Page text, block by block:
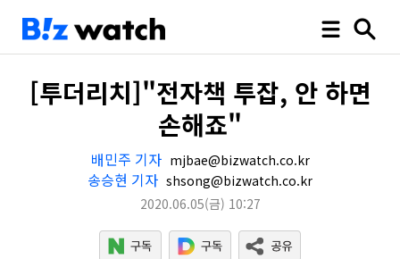
[투더리치]"전자책 투잡, 안 하면
손해죠"
배민주 기자 mjbae@bizwatch.co.kr
송승현 기자 shsong@bizwatch.co.kr
2020.06.05(금) 10:27